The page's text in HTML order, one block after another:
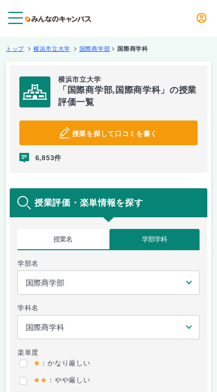
トップ 横浜市立大学 国際商学部 国際商学科
横浜市立大学
「国際商学部,国際商学科」の授業
評価一覧
授業を探して口コミを書く
6,853件
授業評価・楽単情報を探す
授業名 学部学科
学部名
学科名
楽単度
★ ：かなり厳しい
★★ ：やや厳しい